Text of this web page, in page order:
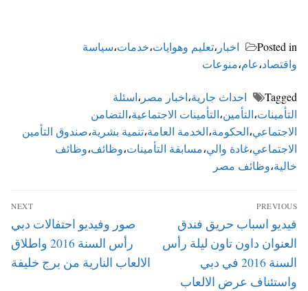
Posted in اخبار ،تعليم وهوايات،خدمات،سياسة
واقتصاد،عام،منوعات
Tagged احداث جارية،اخبار مصر ،اسئلة
التأمينات،التأمين،التأمينات الاجتماعية،التضامن
الاجتماعي،الحكومة،الخدمة العامة،تنمية بشرية،صندوق التأمين
الاجتماعي،غادة والي،مسابقة التأمينات،وظائف،وظائف
خالية،وظائف مصر
تصفّح
المقالات
PREVIOUS
Previous
post:
فيديو اسباب حريق فندق
العنوان داون تاون ليلة رأس
السنة 2016 في دبي
واستئناف عرض الالعاب
NEXT
Next
post:
صور وفيديو احتفالات دبي
رأس السنة 2016 واطلاق
الالعاب النارية من برج خليفة